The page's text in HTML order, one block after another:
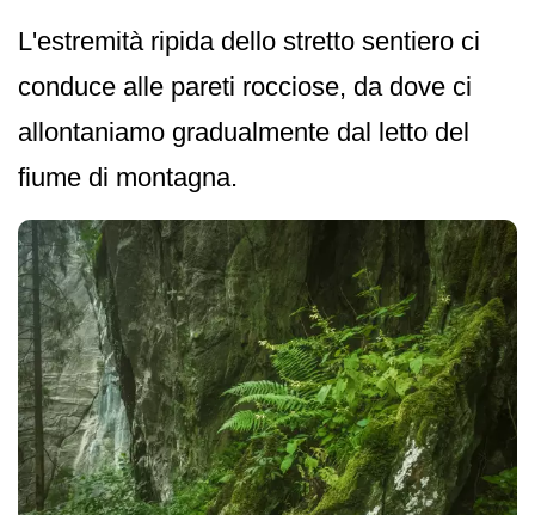
L'estremità ripida dello stretto sentiero ci
conduce alle pareti rocciose, da dove ci
allontaniamo gradualmente dal letto del
fiume di montagna.